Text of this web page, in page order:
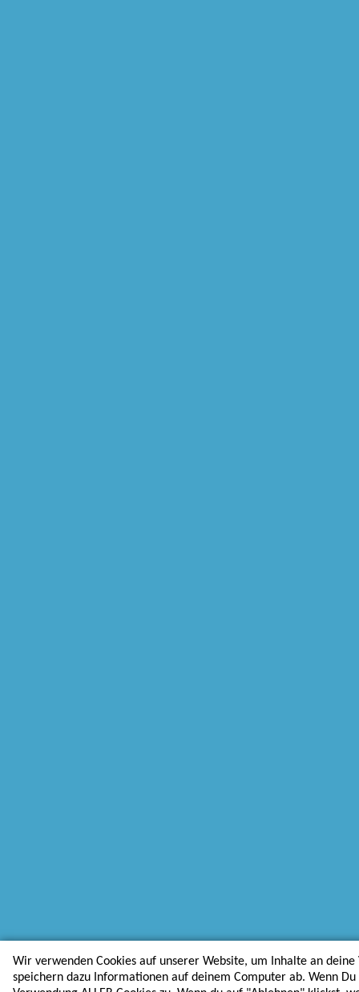
Wir verwenden Cookies auf unserer Website, um Inhalte an deine
speichern dazu Informationen auf deinem Computer ab. Wenn